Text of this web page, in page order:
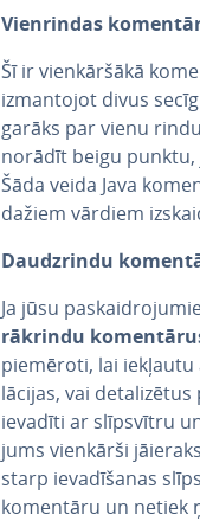
Vien­rin­das
Šī ir vien­kār­šā­kā
iz­man­to­jot divus
garāks par vienu
norādīt beigu punktu,
Šāda veida Java
dažiem vārdiem
Daudzrin­du
Ja jūsu
rākrin­du
piemēroti, lai
lā­ci­jas, vai
ievadīti ar slīpsvīt­ru
jums vienkārši
starp ie­va­dī­ša­nas
komentāru un netiek